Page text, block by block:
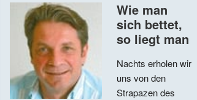
Wie man
sich bettet,
so liegt man
Nachts erholen wir
uns von den
Strapazen des